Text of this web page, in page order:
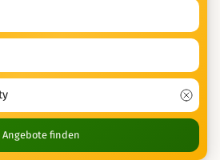
Angebote finden